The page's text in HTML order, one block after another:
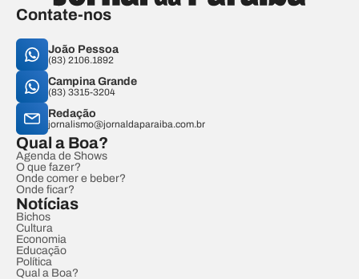
Contate-nos
João Pessoa
(83) 2106.1892
Campina Grande
(83) 3315-3204
Redação
jornalismo@jornaldaparaiba.com.br
Qual a Boa?
Agenda de Shows
O que fazer?
Onde comer e beber?
Onde ficar?
Notícias
Bichos
Cultura
Economia
Educação
Política
Qual a Boa?